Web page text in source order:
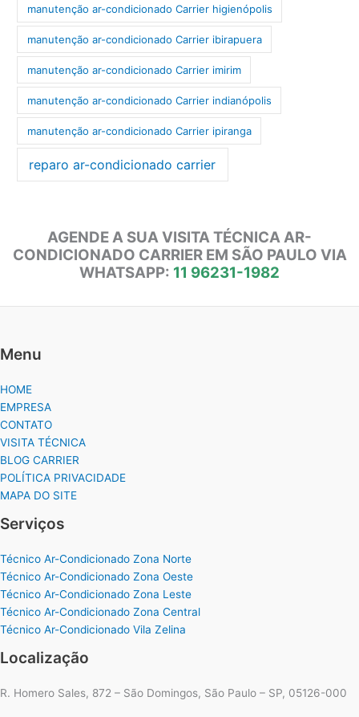
manutenção ar-condicionado Carrier higienópolis
manutenção ar-condicionado Carrier ibirapuera
manutenção ar-condicionado Carrier imirim
manutenção ar-condicionado Carrier indianópolis
manutenção ar-condicionado Carrier ipiranga
reparo ar-condicionado carrier
AGENDE A SUA VISITA TÉCNICA AR-
CONDICIONADO CARRIER EM SÃO PAULO VIA
WHATSAPP: 11 96231-1982
Menu
HOME
EMPRESA
CONTATO
VISITA TÉCNICA
BLOG CARRIER
POLÍTICA PRIVACIDADE
MAPA DO SITE
Serviços
Técnico Ar-Condicionado Zona Norte
Técnico Ar-Condicionado Zona Oeste
Técnico Ar-Condicionado Zona Leste
Técnico Ar-Condicionado Zona Central
Técnico Ar-Condicionado Vila Zelina
Localização
R. Homero Sales, 872 – São Domingos, São Paulo – SP, 05126-000